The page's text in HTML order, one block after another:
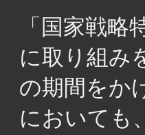
「国家戦
に取り組み
の期間をか
においても